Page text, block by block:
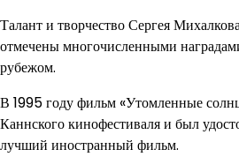
Талант и творчество Сергея
отмечены многочисленными
рубежом.
В 1995 году фильм «Утомленные
Каннского кинофестиваля и был
лучший иностранный фильм.